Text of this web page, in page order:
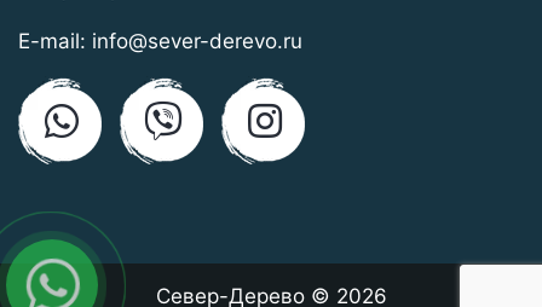
E-mail: info@sever-derevo.ru
Север-Дерево © 2026